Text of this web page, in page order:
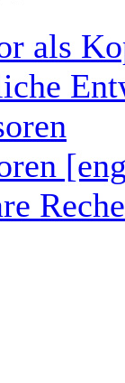
als